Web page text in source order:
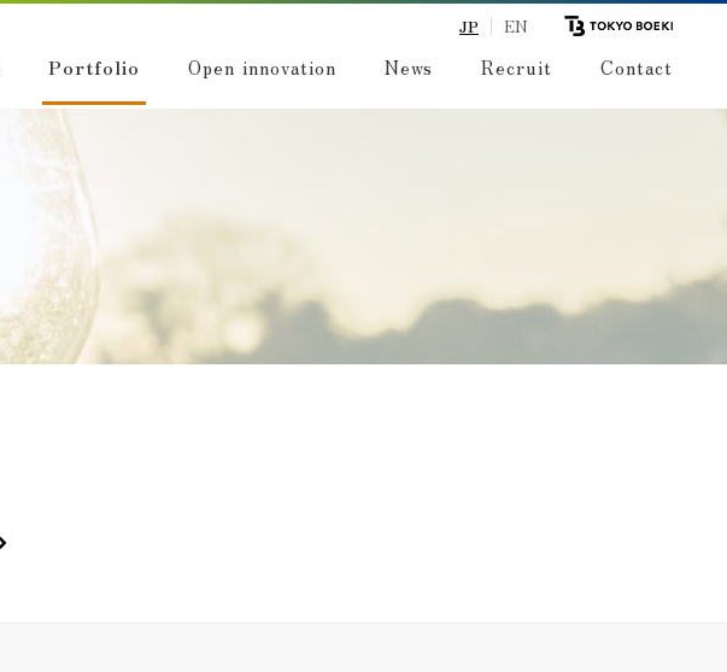
Portfolio Open innovation News Recruit Contact
JP EN